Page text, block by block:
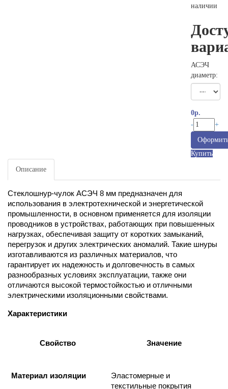
наличии
АСЭЧ
диаметр:
0р.
-
+
Купить
Описание
Стеклошнур-чулок АСЭЧ 8 мм предназначен для
использования в электротехнической и энергетической
промышленности, в основном применяется для изоляции
проводников в устройствах, работающих при повышенных
нагрузках, обеспечивая защиту от коротких замыканий,
перегрузок и других электрических аномалий. Такие шнуры
изготавливаются из различных материалов, что
гарантирует их надежность и долговечность в самых
разнообразных условиях эксплуатации, также они
отличаются высокой термостойкостью и отличными
электрическими изоляционными свойствами.
Характеристики
Свойство Значение
Материал изоляции
Эластомерные и
текстильные покрытия